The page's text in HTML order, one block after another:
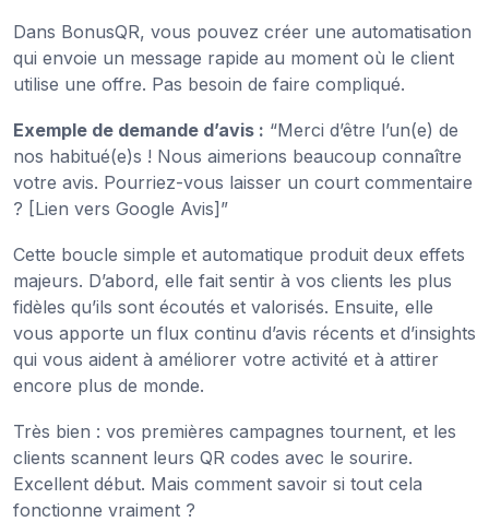
Dans BonusQR, vous pouvez créer une automatisation
qui envoie un message rapide au moment où le client
utilise une offre. Pas besoin de faire compliqué.
Exemple de demande d’avis : “Merci d’être l’un(e) de
nos habitué(e)s ! Nous aimerions beaucoup connaître
votre avis. Pourriez-vous laisser un court commentaire
? [Lien vers Google Avis]”
Cette boucle simple et automatique produit deux effets
majeurs. D’abord, elle fait sentir à vos clients les plus
fidèles qu’ils sont écoutés et valorisés. Ensuite, elle
vous apporte un flux continu d’avis récents et d’insights
qui vous aident à améliorer votre activité et à attirer
encore plus de monde.
Très bien : vos premières campagnes tournent, et les
clients scannent leurs QR codes avec le sourire.
Excellent début. Mais comment savoir si tout cela
fonctionne vraiment ?